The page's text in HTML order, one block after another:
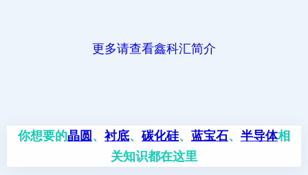
更多请查看鑫科汇简介
你想要的晶圆 、衬底、 碳化硅、 蓝宝石、 半导体相
关知识都在这里